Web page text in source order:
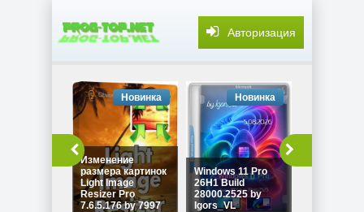
Авторизация
Изменение
размера картинок
Light Image
Resizer Pro
7.6.5.176 by 7997
Новинка
Windows 11 Pro
26H1 Build
28000.2525 by
Igors_VL
Новинка